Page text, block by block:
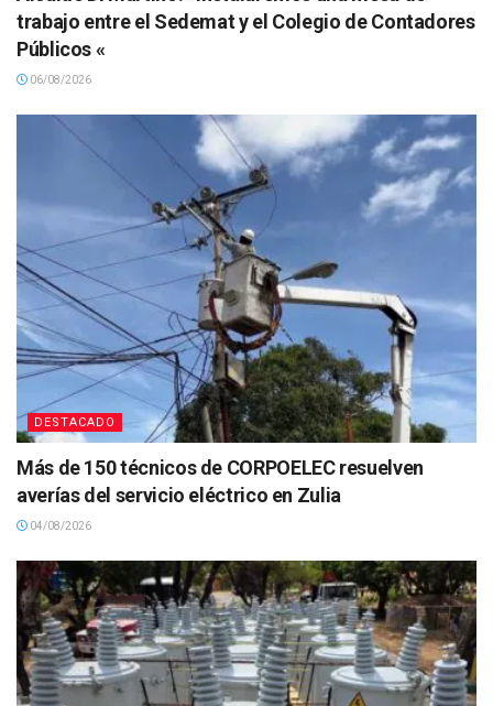
trabajo entre el Sedemat y el Colegio de Contadores
Públicos «
06/08/2026
DESTACADO
Más de 150 técnicos de CORPOELEC resuelven
averías del servicio eléctrico en Zulia
04/08/2026